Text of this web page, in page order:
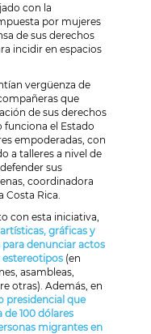
con la
por mujeres
de sus derechos
incidir en espacios
vergüenza de
que
de sus derechos
funciona el Estado
empoderadas, con
a talleres a nivel de
sus
coordinadora
Costa Rica.
con esta iniciativa,
artísticas, gráficas y
denunciar actos
(en
asambleas,
otras). Además, en
presidencial que
100 dólares
migrantes en